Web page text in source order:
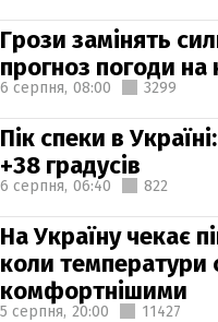
Грози замінять
прогноз погоди на
6 серпня, 08:00 3299
Пік спеки в
+38 градусів
6 серпня, 06:40 822
На Україну чекає
коли температури
комфортнішими
5 серпня, 20:00 11427